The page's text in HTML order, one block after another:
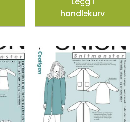
handlekurv